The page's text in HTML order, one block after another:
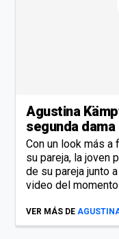
Agustina
segunda dama
Con un look más a
su pareja, la joven
de su pareja junto
video del
VER MÁS DE